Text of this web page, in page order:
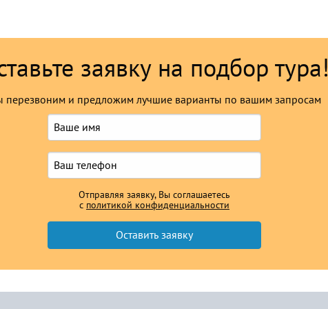
заявку на подбор тура!
перезвоним и предложим лучшие варианты по вашим запросам
Отправляя заявку, Вы соглашаетесь
с политикой конфиденциальности